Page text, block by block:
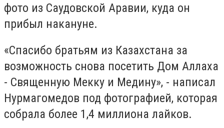
фото из Саудовской Аравии, куда он
прибыл накануне.
«Спасибо братьям из Казахстана за
возможность снова посетить Дом Аллаха
- Священную Мекку и Медину», - написал
Нурмагомедов под фотографией, которая
собрала более 1,4 миллиона лайков.